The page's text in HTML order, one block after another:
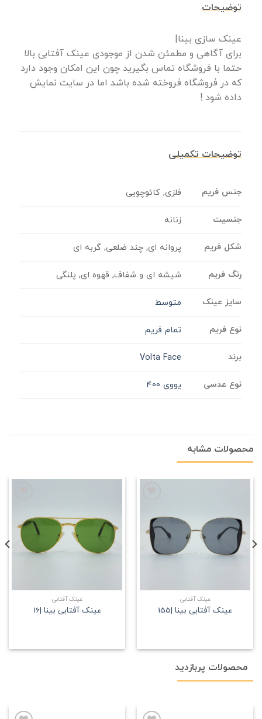
توضیحات
عینک سازی بینا|
برای آگاهی و مطمئن شدن از موجودی عینک آفتابی بالا
حتما با فروشگاه تماس بگیرید چون این امکان وجود دارد
که در فروشگاه فروخته شده باشد اما در سایت نمایش
داده شود !
توضیحات تکمیلی
جنس فریم فلزی, کائوچویی
جنسیت زنانه
شکل فریم پروانه ای, چند ضلعی, گربه ای
رنگ فریم شیشه ای و شفاف, قهوه ای, پلنگی
سایز عینک متوسط
نوع فریم تمام فریم
برند Volta Face
نوع عدسی یووی 400
محصولات مشابه
علاقه
مندی
عینک آفتابی
عینک آفتابی بینا |155
علاقه
مندی
عینک آفتابی
عینک آفتابی بینا |16
محصولات پربازدید